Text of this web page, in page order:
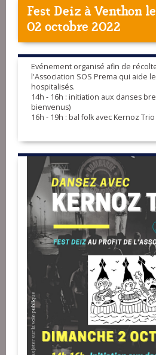
Fest Deiz àVenthon
02 octobre 2022
Evénement organisé afin de
l'Association SOS Prema qui aide
hospitalisés.
14h - 16h : initiation aux danses
bienvenus)
16h - 19h : bal folk avec Kernoz Trio